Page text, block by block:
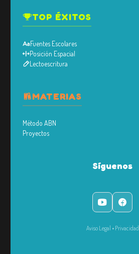
TOP ÉXITOS
Fuentes Escolares
Posición Espacial
Lectoescritura
MATERIAS
Método ABN
Proyectos
Síguenos
Aviso Legal • Privacidad